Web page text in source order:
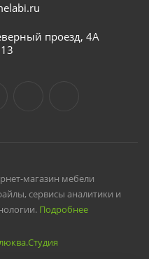
проезд, 4А
магазин мебели
сервисы аналитики и
Подробнее